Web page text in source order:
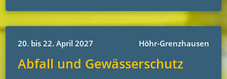
20. bis 22. April 2027 Höhr-Grenzhausen
Abfall und Gewässerschutz